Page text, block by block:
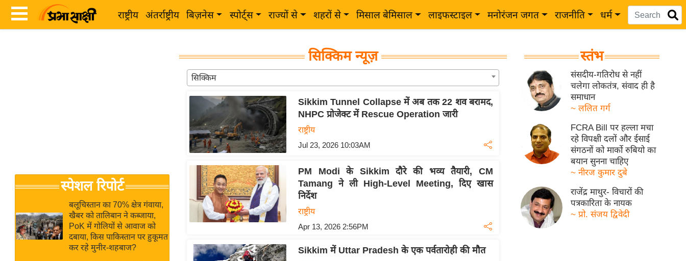
राष्ट्रीय अंतर्राष्ट्रीय बिज़नेस स्पोर्ट्स राज्यों से शहरों से मिसाल बेमिसाल लाइफस्टाइल मनोरंजन जगत राजनीति धर्म
Breaking
News in
Hindi
जगत
राय
बजट
स्पेशल रिपोर्ट
बलूचिस्तान का 70% क्षेत्र गंवाया,
खैबर को तालिबान ने कब्जाया,
PoK में गोलियों से आवाज को
दबाया, किस पाकिस्तान पर हुकूमत
कर रहे मुनीर-शहबाज?
सिक्किम न्यूज़
सिक्किम
Sikkim Tunnel Collapse में अब तक 22 शव बरामद,
NHPC प्रोजेक्ट में Rescue Operation जारी
राष्ट्रीय
Jul 23, 2026 10:03AM
PM Modi के Sikkim दौरे की भव्य तैयारी, CM
Tamang ने ली High-Level Meeting, दिए खास
निर्देश
राष्ट्रीय
Apr 13, 2026 2:56PM
Sikkim में Uttar Pradesh के एक पर्वतारोही की मौत
स्तंभ
संसदीय-गतिरोध से नहीं
चलेगा लोकतंत्र, संवाद ही है
समाधान
~ ललित गर्ग
FCRA Bill पर हल्ला मचा
रहे विपक्षी दलों और ईसाई
संगठनों को मार्को रुबियो का
बयान सुनना चाहिए
~ नीरज कुमार दुबे
राजेंद्र माथुर- विचारों की
पत्रकारिता के नायक
~ प्रो. संजय द्विवेदी